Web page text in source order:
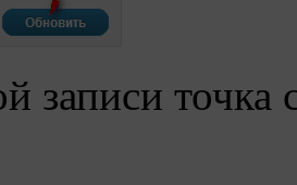
записи точка